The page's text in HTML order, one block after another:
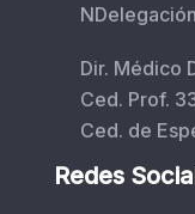
Dir. Médico
Ced. Prof.
Ced. de
Redes